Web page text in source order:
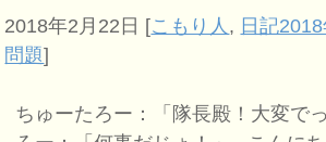
2018年2月22日 [こもり人 , 日記
問題]
ちゅーたろー：「隊長殿！大変で